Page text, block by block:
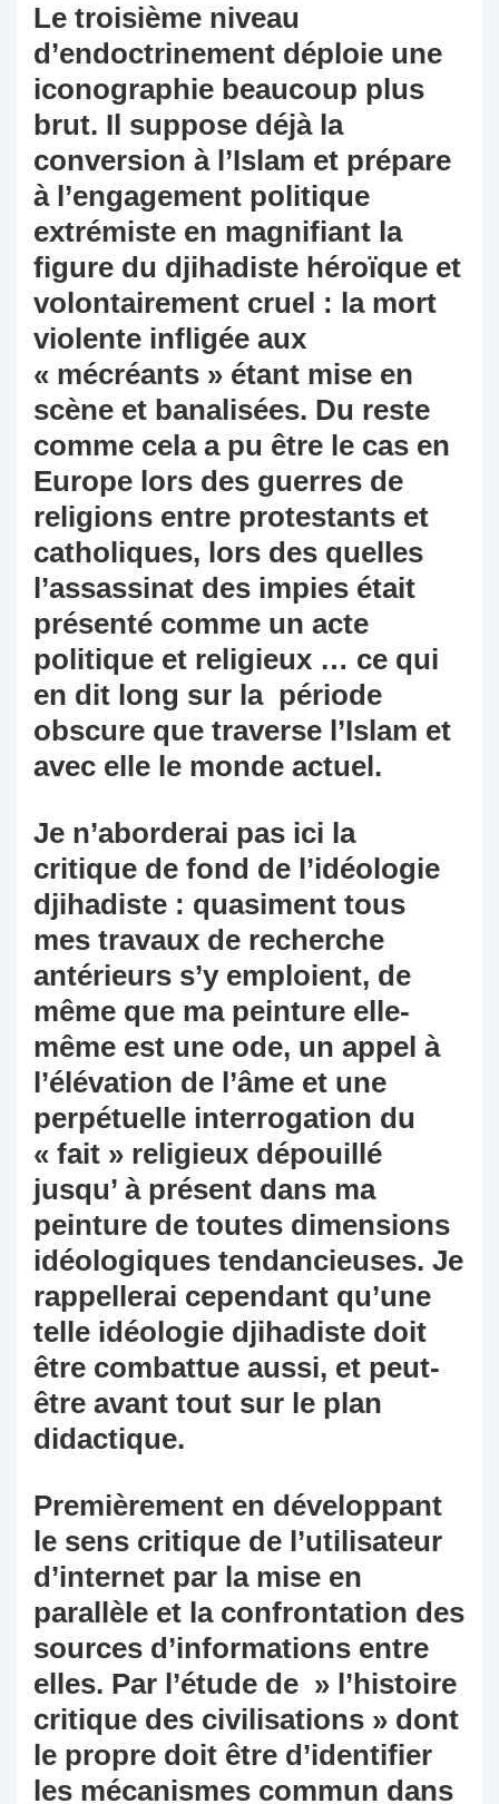
Le troisième niveau
d’endoctrinement déploie une
iconographie beaucoup plus
brut. Il suppose déjà la
conversion à l’Islam et prépare
à l’engagement politique
extrémiste en magnifiant la
figure du djihadiste héroïque et
volontairement cruel : la mort
violente infligée aux
« mécréants » étant mise en
scène et banalisées. Du reste
comme cela a pu être le cas en
Europe lors des guerres de
religions entre protestants et
catholiques, lors des quelles
l’assassinat des impies était
présenté comme un acte
politique et religieux … ce qui
en dit long sur la période
obscure que traverse l’Islam et
avec elle le monde actuel.
Je n’aborderai pas ici la
critique de fond de l’idéologie
djihadiste : quasiment tous
mes travaux de recherche
antérieurs s’y emploient, de
même que ma peinture elle-
même est une ode, un appel à
l’élévation de l’âme et une
perpétuelle interrogation du
« fait » religieux dépouillé
jusqu’ à présent dans ma
peinture de toutes dimensions
idéologiques tendancieuses. Je
rappellerai cependant qu’une
telle idéologie djihadiste doit
être combattue aussi, et peut-
être avant tout sur le plan
didactique.
Premièrement en développant
le sens critique de l’utilisateur
d’internet par la mise en
parallèle et la confrontation des
sources d’informations entre
elles. Par l’étude de » l’histoire
critique des civilisations » dont
le propre doit être d’identifier
les mécanismes commun dans